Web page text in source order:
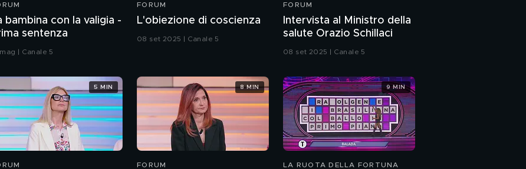
bambina con la valigia -
sentenza
mag | Canale 5
FORUM
L'obiezione di coscienza
08 set 2025 | Canale 5
FORUM
Intervista al Ministro della
salute Orazio Schillaci
08 set 2025 | Canale 5
5 MIN
FORUM
8 MIN
LA RUOTA DELLA FORTUNA
9 MIN